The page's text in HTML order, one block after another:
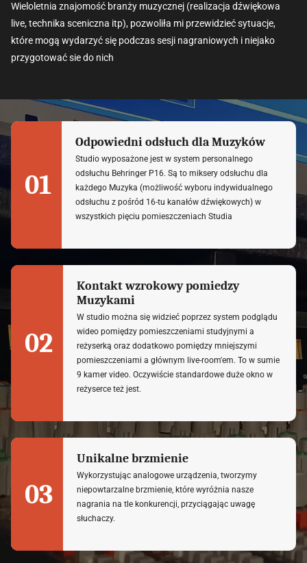
Wieloletnia znajomość branży muzycznej (realizacja dźwiękowa
live, technika sceniczna itp), pozwoliła mi przewidzieć sytuacje,
które mogą wydarzyć się podczas sesji nagraniowych i niejako
przygotować sie do nich
01
Odpowiedni odsłuch dla Muzyków
Studio wyposażone jest w system personalnego
odsłuchu Behringer P16. Są to miksery odsłuchu dla
każdego Muzyka (możliwość wyboru indywidualnego
odsłuchu z pośród 16-tu kanałów dźwiękowych) w
wszystkich pięciu pomieszczeniach Studia
02
Kontakt wzrokowy pomiedzy
Muzykami
W studio można się widzieć poprzez system podglądu
wideo pomiędzy pomieszczeniami studyjnymi a
reżyserką oraz dodatkowo pomiędzy mniejszymi
pomieszczeniami a głównym live-room'em. To w sumie
9 kamer video. Oczywiście standardowe duże okno w
reżyserce też jest.
03
Unikalne brzmienie
Wykorzystując analogowe urządzenia, tworzymy
niepowtarzalne brzmienie, które wyróżnia nasze
nagrania na tle konkurencji, przyciągając uwagę
słuchaczy.